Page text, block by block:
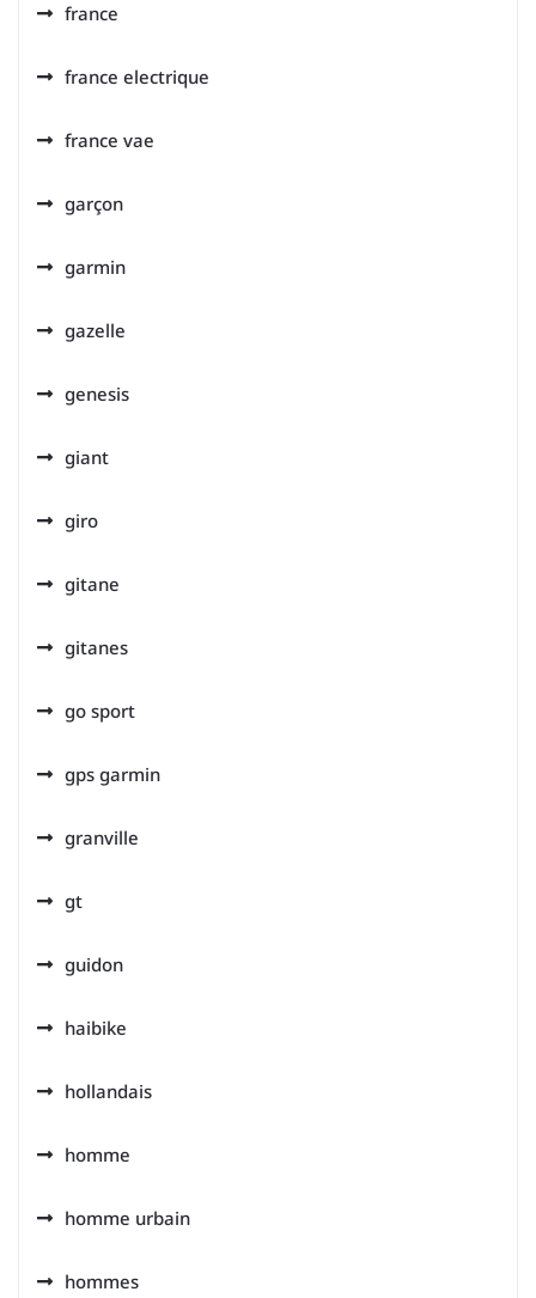
france
france electrique
france vae
garçon
garmin
gazelle
genesis
giant
giro
gitane
gitanes
go sport
gps garmin
granville
gt
guidon
haibike
hollandais
homme
homme urbain
hommes